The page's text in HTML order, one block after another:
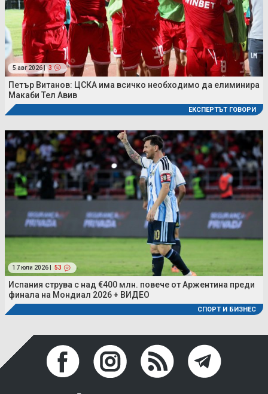
5 авг 2026 | 3
Петър Витанов: ЦСКА има всичко необходимо да елиминира
Макаби Тел Авив
ЕКСПЕРТЪТ ГОВОРИ
17 юли 2026 | 53
Испания струва с над €400 млн. повече от Аржентина преди
финала на Мондиал 2026 + ВИДЕО
СПОРТ И БИЗНЕС